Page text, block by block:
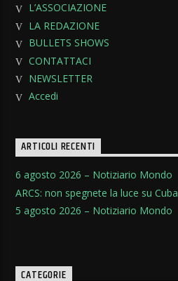
L’ASSOCIAZIONE
LA REDAZIONE
BULLETS SHOWS
CONTATTACI
NEWSLETTER
Accedi
ARTICOLI RECENTI
6 agosto 2026 – Notiziario Mondo
ARCS: non spegnete la luce su Cuba
5 agosto 2026 – Notiziario Mondo
CATEGORIE